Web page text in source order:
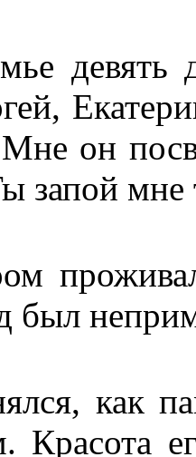
девять
он
запой
был
как
Красота